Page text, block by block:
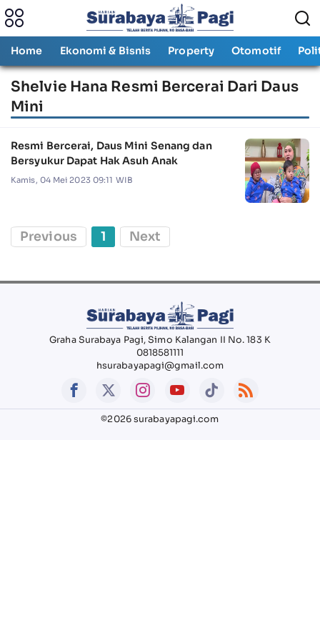
Home Ekonomi & Bisnis Property Otomotif
Shelvie Hana Resmi Bercerai Dari Daus
Mini
Resmi Bercerai, Daus Mini Senang dan
Bersyukur Dapat Hak Asuh Anak
Kamis, 04 Mei 2023 09:11 WIB
Previous 1 Next
Graha Surabaya Pagi, Simo Kalangan II No. 183 K
0818581111
hsurabayapagi@gmail.com
©2026 surabayapagi.com